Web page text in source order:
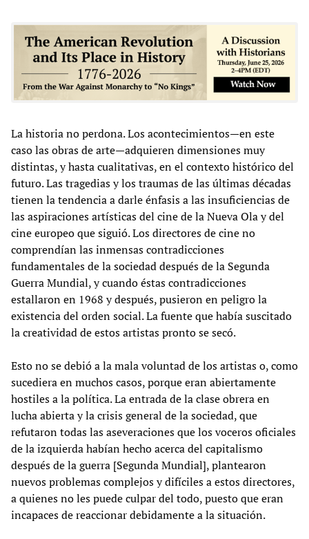
La historia no perdona. Los acontecimientos—en este
caso las obras de arte—adquieren dimensiones muy
distintas, y hasta cualitativas, en el contexto histórico del
futuro. Las tragedias y los traumas de las últimas décadas
tienen la tendencia a darle énfasis a las insuficiencias de
las aspiraciones artísticas del cine de la Nueva Ola y del
cine europeo que siguió. Los directores de cine no
comprendían las inmensas contradicciones
fundamentales de la sociedad después de la Segunda
Guerra Mundial, y cuando éstas contradicciones
estallaron en 1968 y después, pusieron en peligro la
existencia del orden social. La fuente que había suscitado
la creatividad de estos artistas pronto se secó.
Esto no se debió a la mala voluntad de los artistas o, como
sucediera en muchos casos, porque eran abiertamente
hostiles a la política. La entrada de la clase obrera en
lucha abierta y la crisis general de la sociedad, que
refutaron todas las aseveraciones que los voceros oficiales
de la izquierda habían hecho acerca del capitalismo
después de la guerra [Segunda Mundial], plantearon
nuevos problemas complejos y difíciles a estos directores,
a quienes no les puede culpar del todo, puesto que eran
incapaces de reaccionar debidamente a la situación.